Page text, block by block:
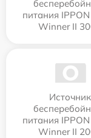
питания
Winner II
Источник
питания
Winner II